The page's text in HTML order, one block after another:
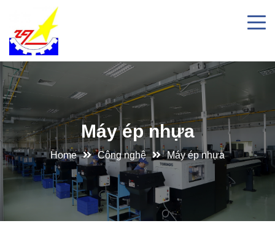
Máy ép nhựa
Home Công nghệ Máy ép nhựa